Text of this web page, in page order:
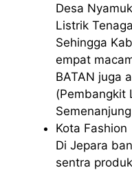
Desa
Listrik
Sehingga
empat
BATAN juga
(Pembangkit
Kota Fashion
Di Jepara
sentra